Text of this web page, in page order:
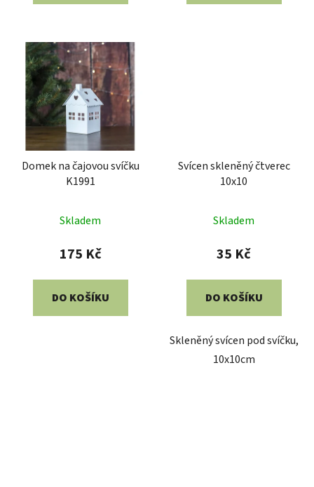
Domek na čajovou svíčku
K1991
Skladem
175 Kč
DO KOŠÍKU
Svícen skleněný čtverec
10x10
Skladem
35 Kč
DO KOŠÍKU
Skleněný svícen pod svíčku,
10x10cm